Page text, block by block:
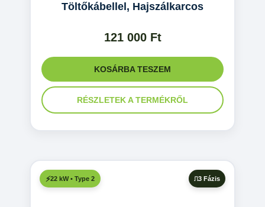
Töltőkábellel, Hajszálkarcos
121 000 Ft
KOSÁRBA TESZEM
RÉSZLETEK A TERMÉKRŐL
22 kW • Type 2 3 Fázis